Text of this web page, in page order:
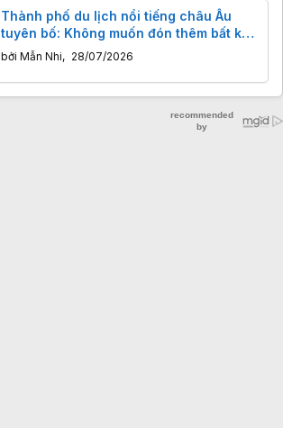
Thành phố du lịch nổi tiếng châu Âu
tuyên bố: Không muốn đón thêm bất kỳ
du khách nào
bởi Mẫn Nhi, 28/07/2026